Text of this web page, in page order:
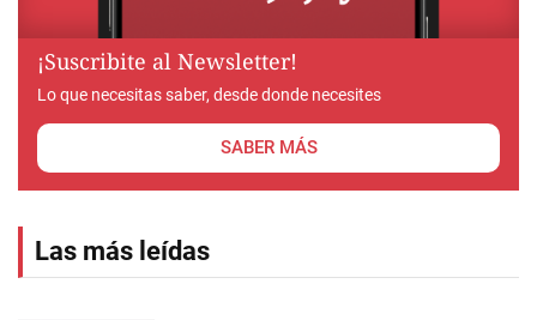
¡Suscribite al Newsletter!
Lo que necesitas saber, desde donde necesites
SABER MÁS
Las más leídas